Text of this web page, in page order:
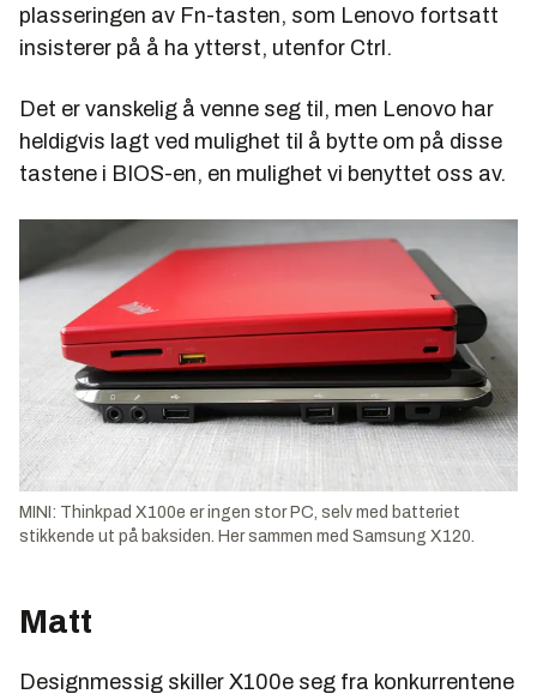
plasseringen av Fn-tasten, som Lenovo fortsatt
insisterer på å ha ytterst, utenfor Ctrl.
Det er vanskelig å venne seg til, men Lenovo har
heldigvis lagt ved mulighet til å bytte om på disse
tastene i BIOS-en, en mulighet vi benyttet oss av.
MINI: Thinkpad X100e er ingen stor PC, selv med batteriet
stikkende ut på baksiden. Her sammen med Samsung X120.
Matt
Designmessig skiller X100e seg fra konkurrentene